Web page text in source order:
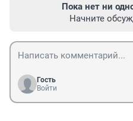
Пока нет ни
Начните
Гость
Войти